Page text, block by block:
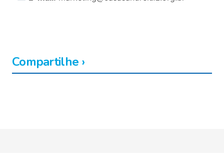
Compartilhe ›